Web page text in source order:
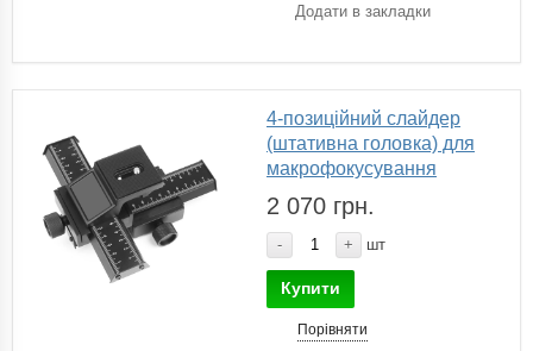
Додати в закладки
4-позиційний слайдер
(штативна головка) для
макрофокусування
2 070 грн.
- + шт
Купити
Порівняти